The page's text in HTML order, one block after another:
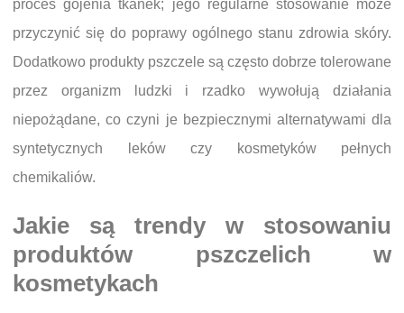
proces gojenia tkanek; jego regularne stosowanie może
przyczynić się do poprawy ogólnego stanu zdrowia skóry.
Dodatkowo produkty pszczele są często dobrze tolerowane
przez organizm ludzki i rzadko wywołują działania
niepożądane, co czyni je bezpiecznymi alternatywami dla
syntetycznych leków czy kosmetyków pełnych
chemikaliów.
Jakie są trendy w stosowaniu
produktów pszczelich w
kosmetykach